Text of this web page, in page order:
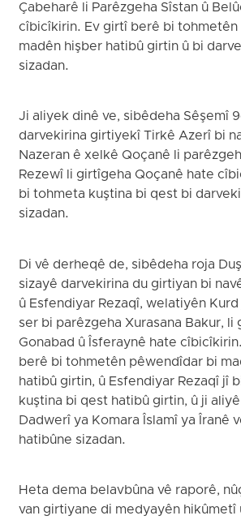
Çabeharê li Parêzgeha Sîstan û
cîbicîkirin. Ev girtî berê bi
madên hişber hatibû girtin û bi
sizadan.
Ji aliyek dinê ve, sibêdeha Sêşemî
darvekirina girtiyekî Tirkê Azerî bi
Nazeran ê xelkê Qoçanê li
Rezewî li girtîgeha Qoçanê hate
bi tohmeta kuştina bi qest bi
sizadan.
Di vê derheqê de, sibêdeha roja
sizayê darvekirina du girtiyan bi
û Esfendiyar Rezaqî, welatiyên
ser bi parêzgeha Xurasana Bakur, li
Gonabad û Îsferaynê hate
berê bi tohmetên pêwendîdar bi
hatibû girtin, û Esfendiyar Rezaqî jî
kuştina bi qest hatibû girtin, û ji
Dadwerî ya Komara Îslamî ya Îranê
hatibûne sizadan.
Heta dema belavbûna vê raporê,
van girtiyane di medyayên hikûmetî